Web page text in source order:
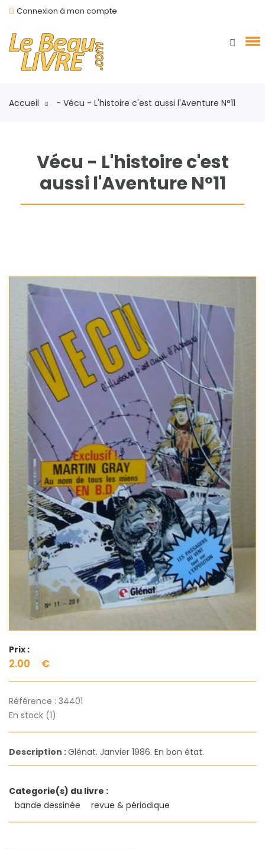
Connexion à mon compte
Accueil - Vécu - L'histoire c'est aussi l'Aventure N°11
Vécu - L'histoire c'est
aussi l'Aventure N°11
Prix :
2.00 €
Référence : 34401
En stock (1)
Description :Glénat. Janvier 1986. En bon état.
Categorie(s) du livre :
bande dessinée
revue & périodique